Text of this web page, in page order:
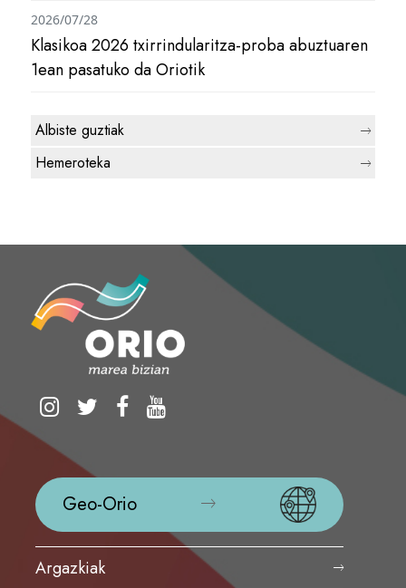
Klasikoa 2026 txirrindularitza-proba abuztuaren
1ean pasatuko da Oriotik
2026/07/28
Albiste guztiak
Hemeroteka
Geo-Orio
Argazkiak